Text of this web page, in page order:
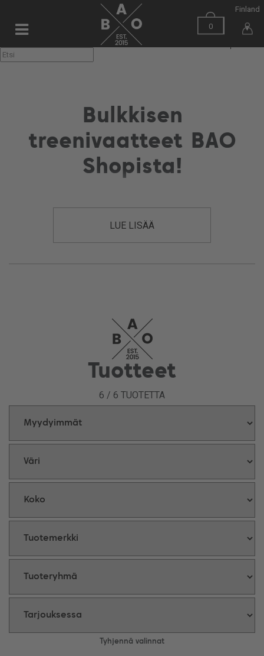
0
Finland
▼
Bulkkisen
treenivaatteet BAO
Shopista!
tyylikkyyden, mukavuuden ja käytännöllisyyden. Näissä vaatteissa
kotimaisesta BAO Shopista!
LUE LISÄÄ
Tuotteet
6 / 6 TUOTETTA
Tyhjennä valinnat